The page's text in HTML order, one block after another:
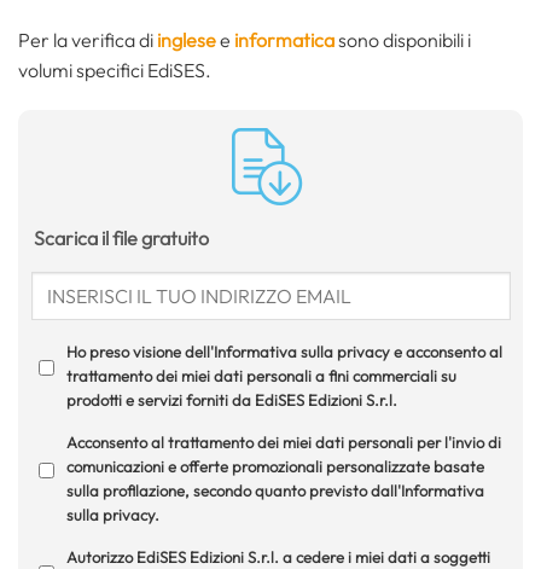
Per la verifica di inglesee informaticasono disponibili i
volumi specifici EdiSES.
Scarica il file gratuito
Ho preso visione dell'Informativa sulla privacy e acconsento al
trattamento dei miei dati personali a fini commerciali su
prodotti e servizi forniti da EdiSES Edizioni S.r.l.
Acconsento al trattamento dei miei dati personali per l'invio di
comunicazioni e offerte promozionali personalizzate basate
sulla profilazione, secondo quanto previsto dall'Informativa
sulla privacy.
Autorizzo EdiSES Edizioni S.r.l. a cedere i miei dati a soggetti